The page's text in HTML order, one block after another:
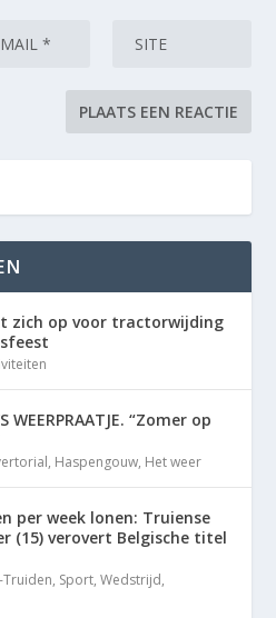
zich op voor tractorwijding
WEERPRAATJE. “Zomer op
, Haspengouw, Het weer
per week lonen: Truiense
(15) verovert Belgische titel
Truiden, Sport,Wedstrijd,